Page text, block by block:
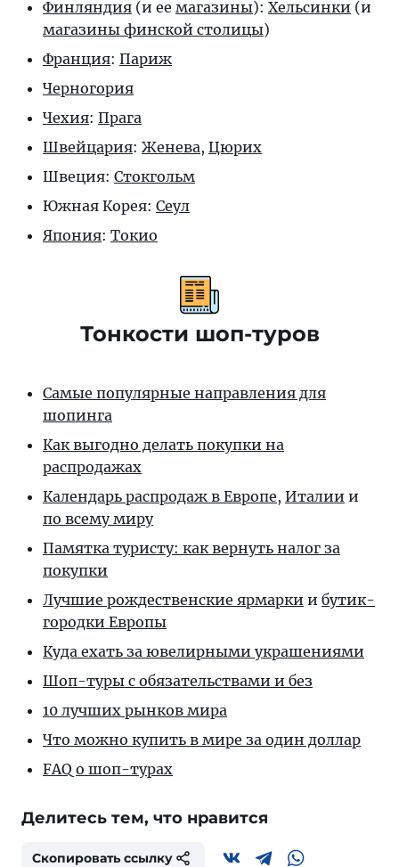
Финляндия (и ее магазины): Хельсинки (и
магазины финской столицы)
Франция: Париж
Черногория
Чехия: Прага
Швейцария: Женева, Цюрих
Швеция: Стокгольм
Южная Корея: Сеул
Япония: Токио
Тонкости шоп-туров
Самые популярные направления для
шопинга
Как выгодно делать покупки на
распродажах
Календарь распродаж в Европе, Италии и
по всему миру
Памятка туристу: как вернуть налог за
покупки
Лучшие рождественские ярмарки и бутик-
городки Европы
Куда ехать за ювелирными украшениями
Шоп-туры с обязательствами и без
10 лучших рынков мира
Что можно купить в мире за один доллар
FAQ о шоп-турах
Делитесь тем, что нравится
Скопировать ссылку